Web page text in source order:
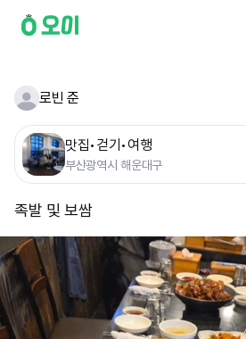
로빈 준
맛집•걷기•여행
부산광역시 해운대구
족발 및 보쌈